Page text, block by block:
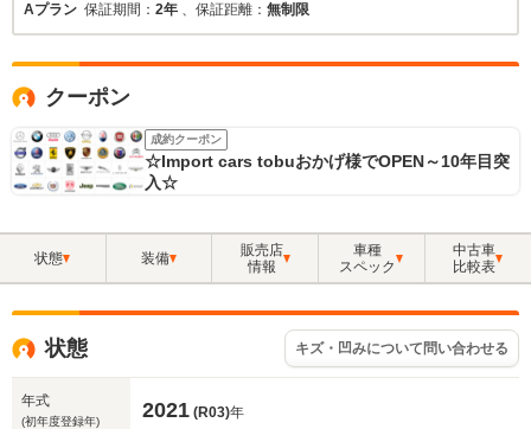
Aプラン 保証期間： 2年 、保証距離： 無制限
クーポン
成約クーポン
☆Import cars tobuおかげ様でOPEN～10年目突
入☆
状態 装備
販売店
情報
車種
スペック
中古車
比較表
状態 キズ・凹みについて問い合わせる
年式
(初年度登録年) 2021 (R03)年